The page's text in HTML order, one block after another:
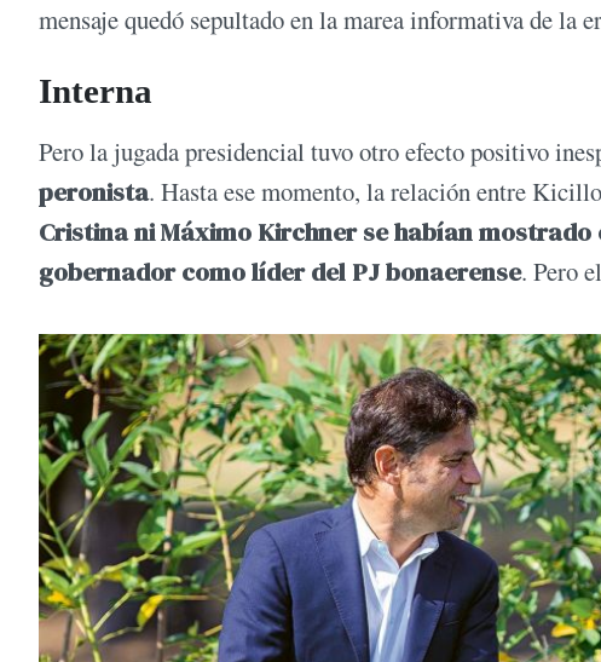
mensaje quedó sepultado en la marea informativa de la
Interna
Pero la jugada presidencial tuvo otro efecto positivo
peronista. Hasta ese momento, la relación entre
Cristina ni Máximo Kirchner se habían
gobernador como líder del PJ bonaerense. Pero